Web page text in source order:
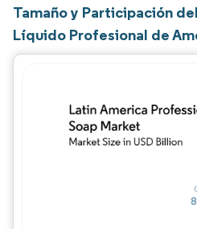
Tamaño y Participación
Líquido Profesional de